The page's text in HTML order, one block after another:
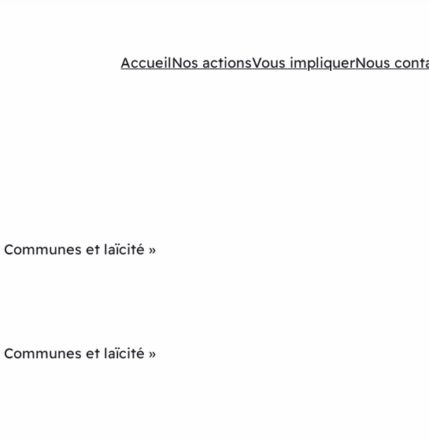
AccueilNos actionsVous impliquerNous
et laïcité »
et laïcité »